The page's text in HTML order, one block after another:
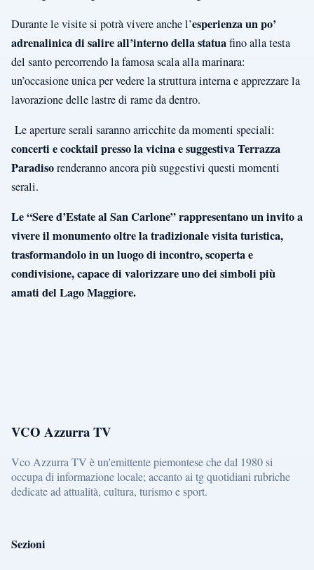
Durante le visite si potrà vivere anche l’esperienza un po’
adrenalinica di salire all’interno della statuafino alla testa
del santo percorrendo la famosa scala alla marinara:
un’occasione unica per vedere la struttura interna e apprezzare la
lavorazione delle lastre di rame da dentro.
Le aperture serali saranno arricchite da momenti speciali:
concerti e cocktail presso la vicina e suggestiva Terrazza
Paradisorenderanno ancora più suggestivi questi momenti
serali.
Le “Sere d’Estate al San Carlone” rappresentano un invito a
vivere il monumento oltre la tradizionale visita turistica,
trasformandolo in un luogo di incontro, scoperta e
condivisione, capace di valorizzare uno dei simboli più
amati del Lago Maggiore.
VCO Azzurra TV
Vco Azzurra TV è un'emittente piemontese che dal 1980 si
occupa di informazione locale; accanto ai tg quotidiani rubriche
dedicate ad attualità, cultura, turismo e sport.
Sezioni